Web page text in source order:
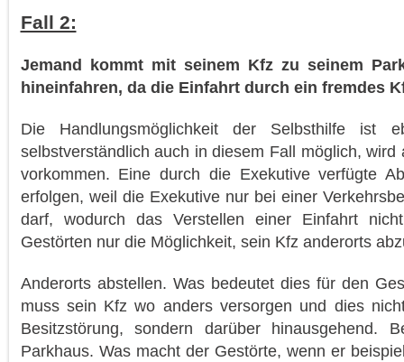
Fall 2:
Jemand kommt mit seinem Kfz zu seinem
hineinfahren, da die Einfahrt durch ein fremdes
Die Handlungsmöglichkeit der Selbsthilfe
selbstverständlich auch in diesem Fall möglich,
vorkommen. Eine durch die Exekutive verfügte
erfolgen, weil die Exekutive nur bei einer
darf, wodurch das Verstellen einer Einfahrt
Gestörten nur die Möglichkeit, sein Kfz anderorts
Anderorts abstellen. Was bedeutet dies für den
muss sein Kfz wo anders versorgen und dies
Besitzstörung, sondern darüber hinausgehend.
Parkhaus. Was macht der Gestörte, wenn er